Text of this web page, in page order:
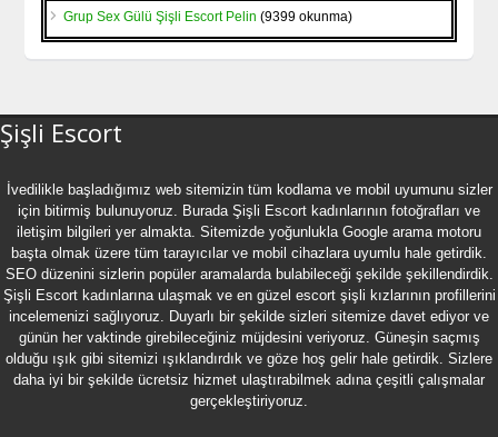
Grup Sex Gülü Şişli Escort Pelin (9399 okunma)
Şişli Escort
İvedilikle başladığımız web sitemizin tüm kodlama ve mobil uyumunu sizler
için bitirmiş bulunuyoruz. Burada Şişli Escort kadınlarının fotoğrafları ve
iletişim bilgileri yer almakta. Sitemizde yoğunlukla Google arama motoru
başta olmak üzere tüm tarayıcılar ve mobil cihazlara uyumlu hale getirdik.
SEO düzenini sizlerin popüler aramalarda bulabileceği şekilde şekillendirdik.
Şişli Escort kadınlarına ulaşmak ve en güzel escort şişli kızlarının profillerini
incelemenizi sağlıyoruz. Duyarlı bir şekilde sizleri sitemize davet ediyor ve
günün her vaktinde girebileceğiniz müjdesini veriyoruz. Güneşin saçmış
olduğu ışık gibi sitemizi ışıklandırdık ve göze hoş gelir hale getirdik. Sizlere
daha iyi bir şekilde ücretsiz hizmet ulaştırabilmek adına çeşitli çalışmalar
gerçekleştiriyoruz.